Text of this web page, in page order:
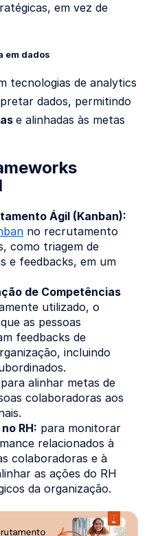
em vez de
em dados
tecnologias de analytics
dados, permitindo
e alinhadas às metas
Ágil (Kanban):
no recrutamento
como triagem de
e feedbacks, em um
de Competências
utilizado, o
as pessoas
feedbacks de
incluindo
para alinhar metas de
colaboradoras aos
RH: para monitorar
relacionados à
colaboradoras e à
as ações do RH
da organização.